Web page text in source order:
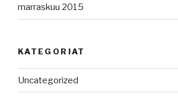
marraskuu 2015
KATEGORIAT
Uncategorized